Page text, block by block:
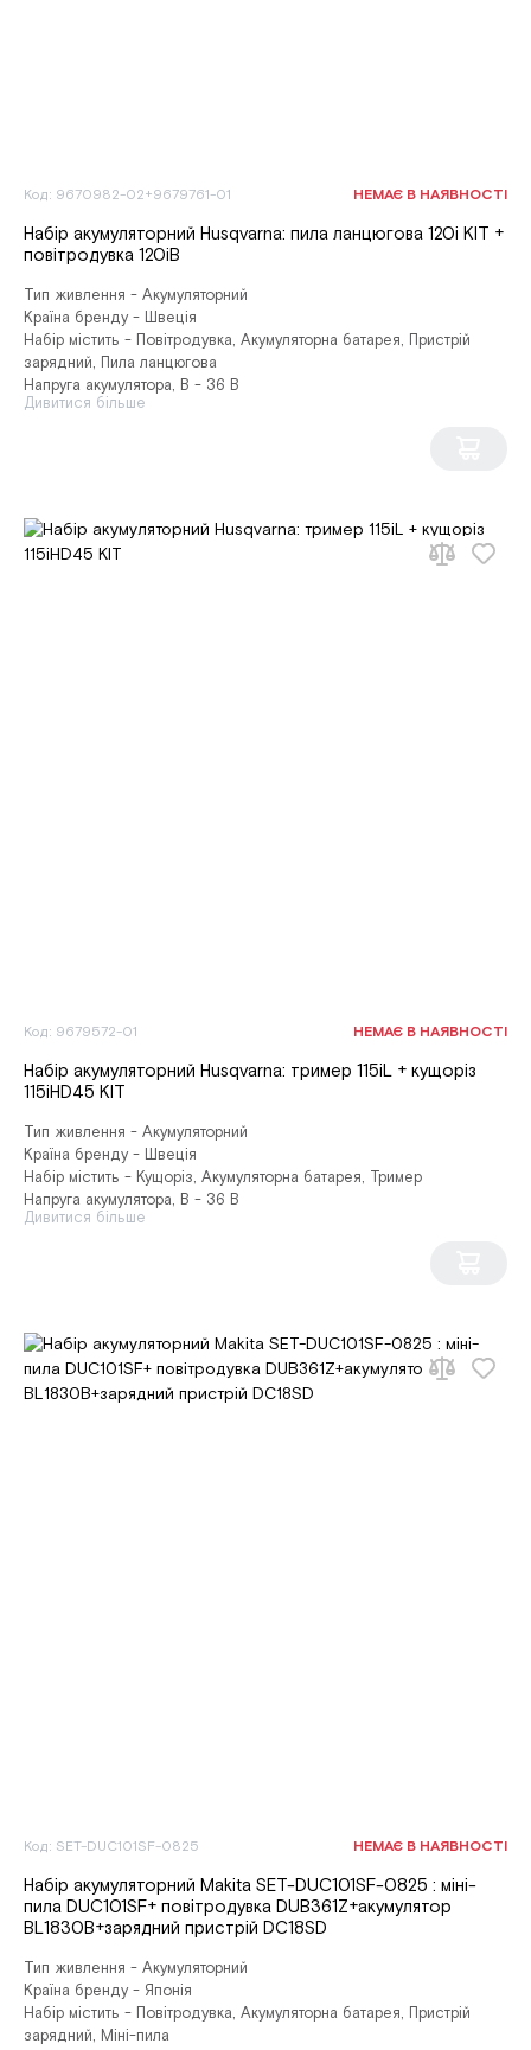
Код: 9670982-02+9679761-01 НЕМАЄ В НАЯВНОСТІ
Набір акумуляторний Husqvarna: пила ланцюгова 120i KIT +
повітродувка 120iB
Тип живлення - Акумуляторний
Країна бренду - Швеція
Набір містить - Повітродувка, Акумуляторна батарея, Пристрій
зарядний, Пила ланцюгова
Напруга акумулятора, В - 36 В
Дивитися більше
Код: 9679572-01 НЕМАЄ В НАЯВНОСТІ
Набір акумуляторний Husqvarna: тример 115iL + кущоріз
115iHD45 KIT
Тип живлення - Акумуляторний
Країна бренду - Швеція
Набір містить - Кущоріз, Акумуляторна батарея, Тример
Напруга акумулятора, В - 36 В
Дивитися більше
Код: SET-DUC101SF-0825 НЕМАЄ В НАЯВНОСТІ
Набір акумуляторний Makita SET-DUC101SF-0825 : міні-
пила DUC101SF+ повітродувка DUB361Z+акумулятор
BL1830B+зарядний пристрій DC18SD
Тип живлення - Акумуляторний
Країна бренду - Японія
Набір містить - Повітродувка, Акумуляторна батарея, Пристрій
зарядний, Міні-пила